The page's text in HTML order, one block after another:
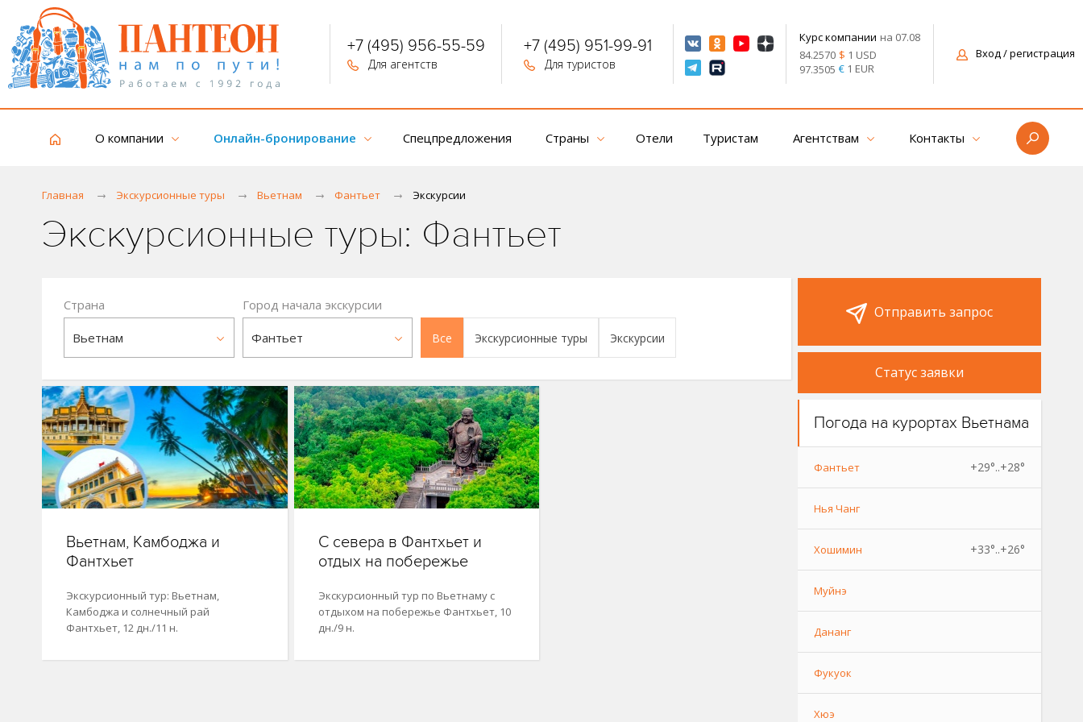
+7 (495) 956-55-59
Для агентств
+7 (495) 951-99-91
Для туристов
Курс компании на 07.08
84.2570 $ 1 USD
97.3505 €1 EUR
Вход/ регистрация
О компании Онлайн-бронирование Спецпредложения Страны Отели Туристам Агентствам Контакты
Главная Экскурсионные туры Вьетнам Фантьет Экскурсии
Экскурсионные туры: Фантьет
Страна
Вьетнам
Город начала экскурсии
Фантьет Все Экскурсионные туры Экскурсии
Вьетнам, Камбоджа и
Фантхьет
Экскурсионный тур: Вьетнам,
Камбоджа и солнечный рай
Фантхьет, 12 дн./11 н.
С севера в Фантхьет и
отдых на побережье
Экскурсионный тур по Вьетнаму с
отдыхом на побережье Фантхьет, 10
дн./9 н.
Отправить запрос
Статус заявки
Погода на курортах Вьетнама
Фантьет +29°..+28°
Нья Чанг
Хошимин +33°..+26°
Муйнэ
Дананг
Фукуок
Хюэ